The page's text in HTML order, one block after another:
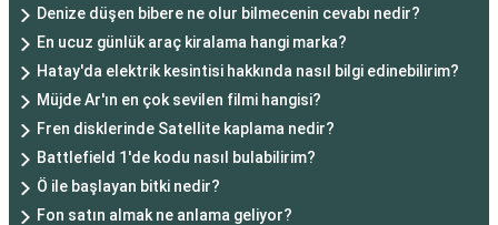
Denize düşen bibere ne olur bilmecenin cevabı nedir?
En ucuz günlük araç kiralama hangi marka?
Hatay'da elektrik kesintisi hakkında nasıl bilgi edinebilirim?
Müjde Ar'ın en çok sevilen filmi hangisi?
Fren disklerinde Satellite kaplama nedir?
Battlefield 1'de kodu nasıl bulabilirim?
Ö ile başlayan bitki nedir?
Fon satın almak ne anlama geliyor?